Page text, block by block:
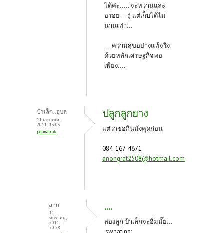
ได้ค่ะ..... จะหวานและ
อร่อย ... :) แต่เก็บได้ไม่
นานเท่า...
....ความสุขอย่างแท้จริง
ด้วยหลักเศรษฐกิจพอ
เพียง....
ป้าเล็ก..อุบล
11 มกราคม,
2011 - 13:03
permalink
ปลูกลูกยาง
แต่ว่าขอกินมังคุดก่อน
084-167-4671
anongrat2508@hotmail.com
ann
11
มกราคม,
2011 -
20:58
....
สองลูก ป้าเล็กจะอิ่มมั๊ย...